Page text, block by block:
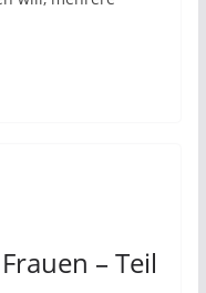
– Teil